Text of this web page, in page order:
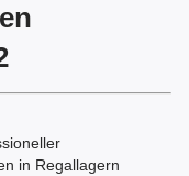
in Regallagern